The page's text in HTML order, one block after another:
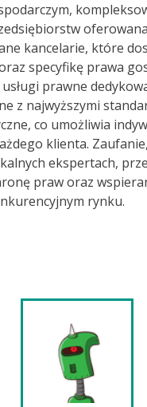
kancelarie, które
specyfikę prawa
prawne
z najwyższymi
co umożliwia
klienta.
ekspertach,
praw oraz
rynku.